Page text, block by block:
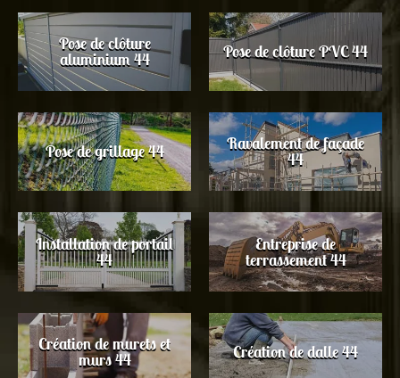
Pose de clôture
aluminium 44 Pose de clôture PVC 44
Pose de grillage 44 Ravalement de façade
44
Installation de portail
44
Entreprise de
terrassement 44
Création de murets et
murs 44 Création de dalle 44